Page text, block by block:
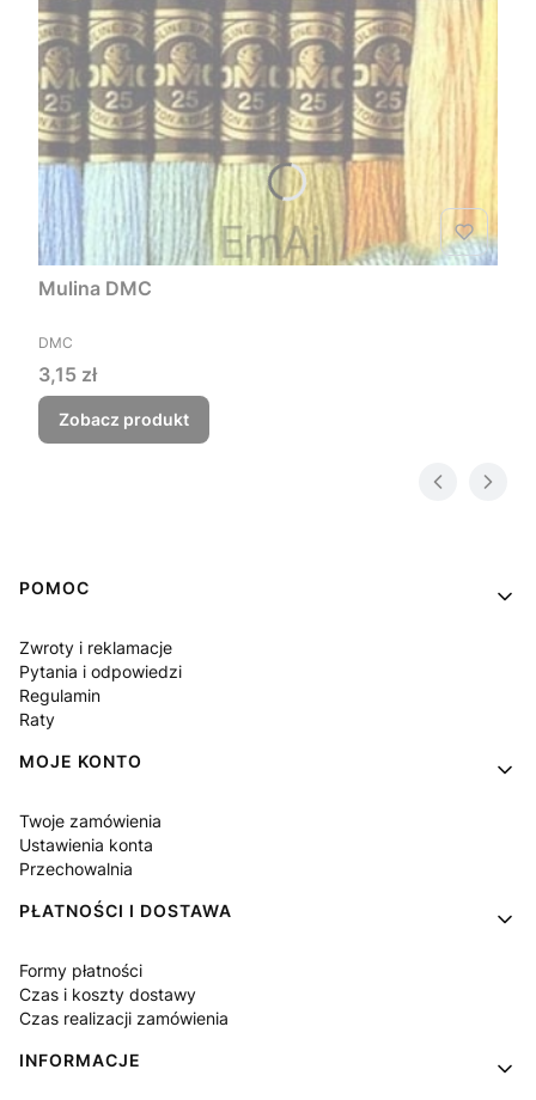
Mulina DMC
PRODUCENT
DMC
Cena
3,15 zł
Zobacz produkt
Linki w stopce
POMOC
Zwroty i reklamacje
Pytania i odpowiedzi
Regulamin
Raty
MOJE KONTO
Twoje zamówienia
Ustawienia konta
Przechowalnia
PŁATNOŚCI I DOSTAWA
Formy płatności
Czas i koszty dostawy
Czas realizacji zamówienia
INFORMACJE